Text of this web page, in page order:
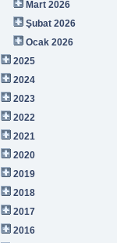
Mart 2026
Şubat 2026
Ocak 2026
2025
2024
2023
2022
2021
2020
2019
2018
2017
2016